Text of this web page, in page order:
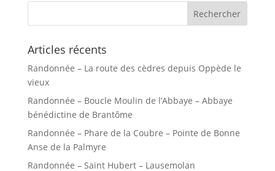
Articles récents
Randonnée – La route des cèdres depuis Oppède le
vieux
Randonnée – Boucle Moulin de l’Abbaye – Abbaye
bénédictine de Brantôme
Randonnée – Phare de la Coubre – Pointe de Bonne
Anse de la Palmyre
Randonnée – Saint Hubert – Lausemolan